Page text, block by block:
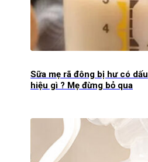
Sữa mẹ rã đông bị hư có dấu
hiệu gì ? Mẹ đừng bỏ qua